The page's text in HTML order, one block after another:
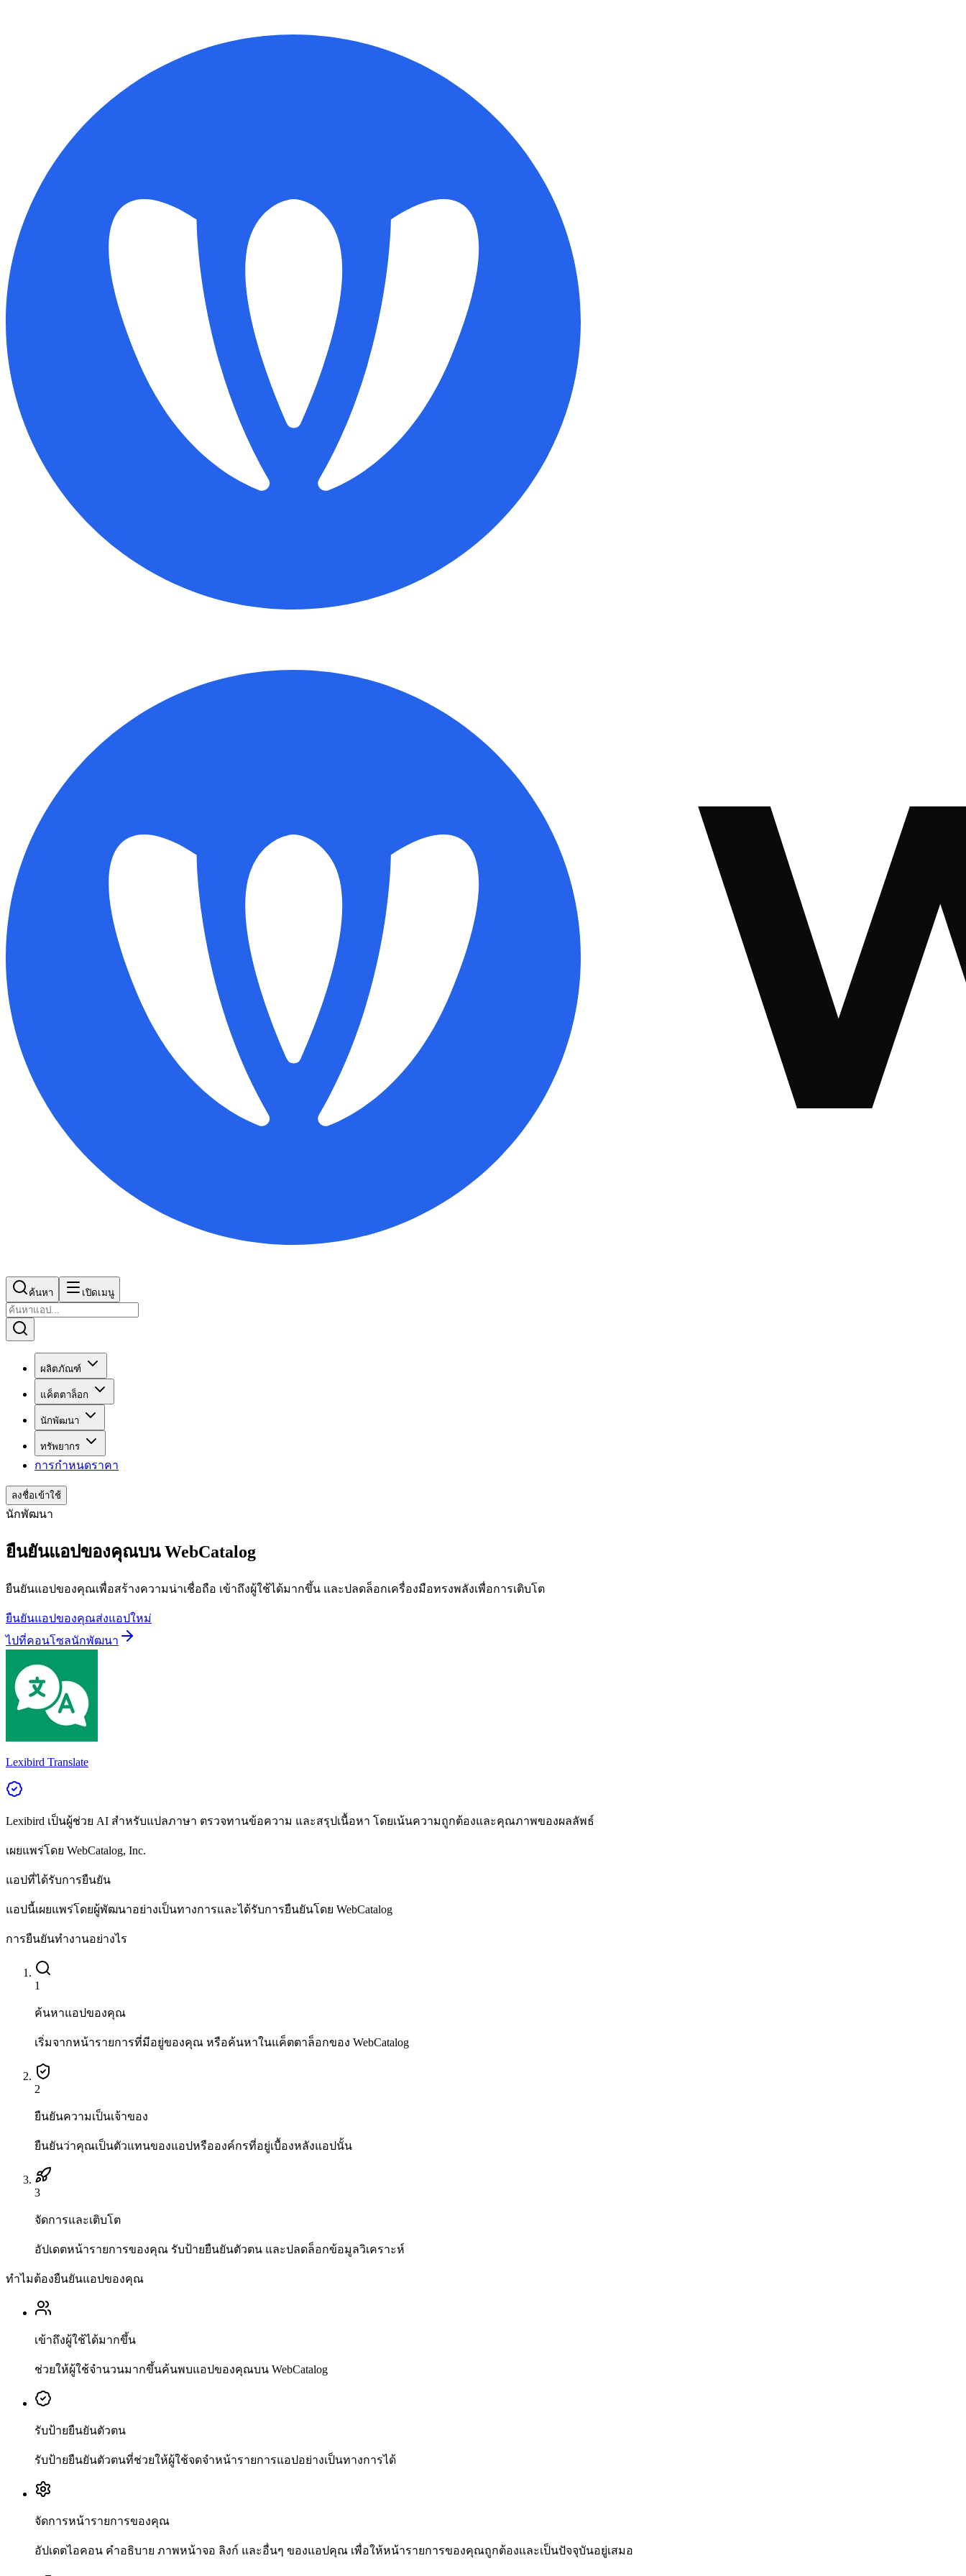
ค้นหา เปิดเมนู
ผลิตภัณฑ์
แค็ตตาล็อก
นักพัฒนา
ทรัพยากร
การกำหนดราคา
ลงชื่อเข้าใช้
นักพัฒนา
ยืนยันแอปของคุณบน WebCatalog
ยืนยันแอปของคุณเพื่อสร้างความน่าเชื่อถือ เข้าถึงผู้ใช้ได้มากขึ้น และปลดล็อกเครื่องมือทรงพลังเพื่อการเติบโต
ยืนยันแอปของคุณส่งแอปใหม่
ไปที่คอนโซลนักพัฒนา
Lexibird Translate
Lexibird เป็นผู้ช่วย AI สำหรับแปลภาษา ตรวจทานข้อความ และสรุปเนื้อหา โดยเน้นความถูกต้องและคุณภาพของผลลัพธ์
เผยแพร่โดย WebCatalog, Inc.
แอปที่ได้รับการยืนยัน
แอปนี้เผยแพร่โดยผู้พัฒนาอย่างเป็นทางการและได้รับการยืนยันโดย WebCatalog
การยืนยันทำงานอย่างไร
1
ค้นหาแอปของคุณ
เริ่มจากหน้ารายการที่มีอยู่ของคุณ หรือค้นหาในแค็ตตาล็อกของ WebCatalog
2
ยืนยันความเป็นเจ้าของ
ยืนยันว่าคุณเป็นตัวแทนของแอปหรือองค์กรที่อยู่เบื้องหลังแอปนั้น
3
จัดการและเติบโต
อัปเดตหน้ารายการของคุณ รับป้ายยืนยันตัวตน และปลดล็อกข้อมูลวิเคราะห์
ทำไมต้องยืนยันแอปของคุณ
เข้าถึงผู้ใช้ได้มากขึ้น
ช่วยให้ผู้ใช้จำนวนมากขึ้นค้นพบแอปของคุณบน WebCatalog
รับป้ายยืนยันตัวตน
รับป้ายยืนยันตัวตนที่ช่วยให้ผู้ใช้จดจำหน้ารายการแอปอย่างเป็นทางการได้
จัดการหน้ารายการของคุณ
อัปเดตไอคอน คำอธิบาย ภาพหน้าจอ ลิงก์ และอื่นๆ ของแอปคุณ เพื่อให้หน้ารายการของคุณถูกต้องและเป็นปัจจุบันอยู่เสมอ